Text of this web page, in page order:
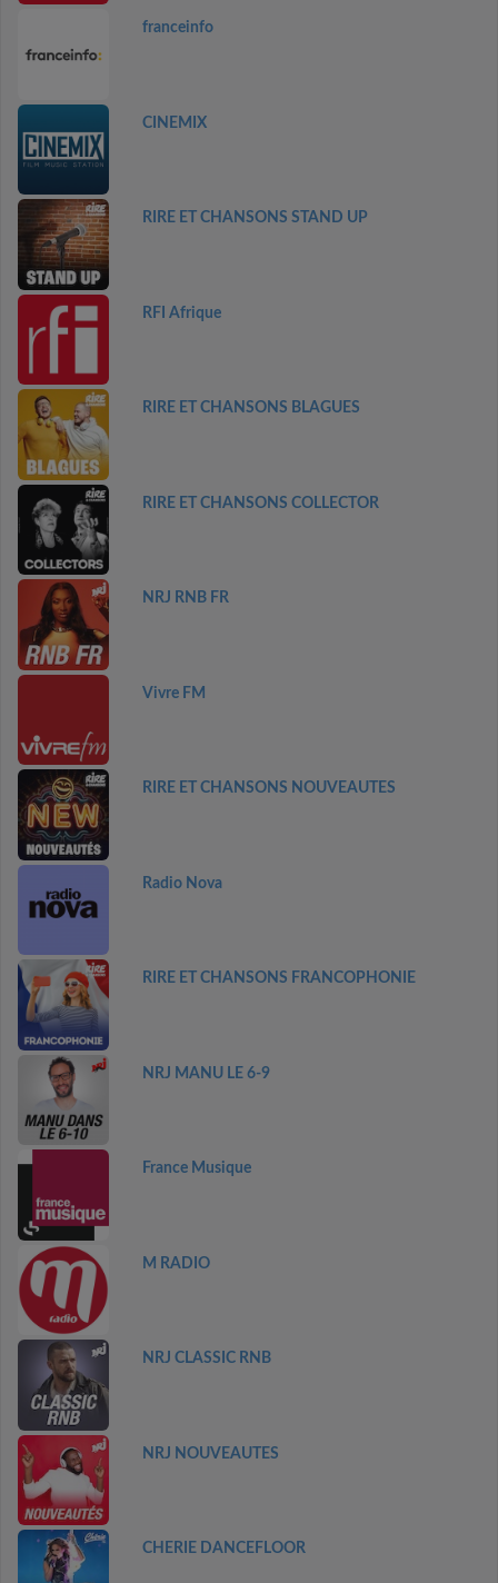
franceinfo
CINEMIX
RIRE ET CHANSONS STAND UP
RFI Afrique
RIRE ET CHANSONS BLAGUES
RIRE ET CHANSONS COLLECTOR
NRJ RNB FR
Vivre FM
RIRE ET CHANSONS NOUVEAUTES
Radio Nova
RIRE ET CHANSONS FRANCOPHONIE
NRJ MANU LE 6-9
France Musique
M RADIO
NRJ CLASSIC RNB
NRJ NOUVEAUTES
CHERIE DANCEFLOOR